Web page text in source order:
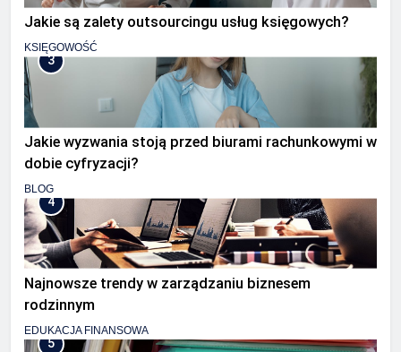
Jakie są zalety outsourcingu usług księgowych?
KSIĘGOWOŚĆ
3
Jakie wyzwania stoją przed biurami rachunkowymi w
dobie cyfryzacji?
BLOG
4
Najnowsze trendy w zarządzaniu biznesem
rodzinnym
EDUKACJA FINANSOWA
5